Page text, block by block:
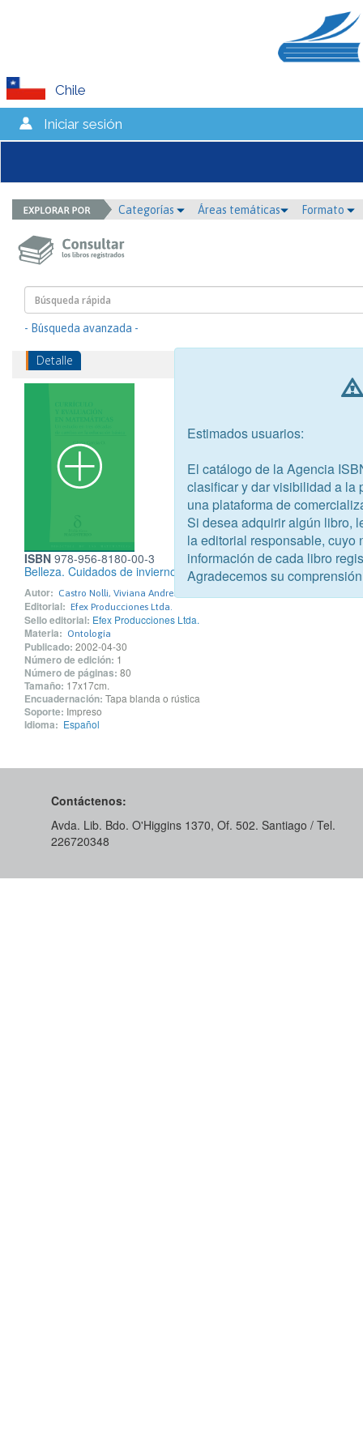
Chile
Iniciar sesión
Categorías Áreas temáticas Formato
- Búsqueda avanzada -
Detalle
ISBN 978-956-8180-00-3
Belleza. Cuidados de invierno
Autor: Castro Nolli, Viviana Andrea
Editorial: Efex Producciones Ltda.
Sello editorial: Efex Producciones Ltda.
Materia: Ontología
Publicado: 2002-04-30
Número de edición: 1
Número de páginas: 80
Tamaño: 17x17cm.
Encuadernación: Tapa blanda o rústica
Soporte: Impreso
Idioma: Español
Contáctenos:
Avda. Lib. Bdo. O'Higgins 1370, Of. 502. Santiago / Tel.
226720348
Estimados usuarios:
El catálogo de la Agencia
clasificar y dar visibilidad a la
una plataforma de
Si desea adquirir algún libro,
la editorial responsable, cuyo
información de cada libro
Agradecemos su